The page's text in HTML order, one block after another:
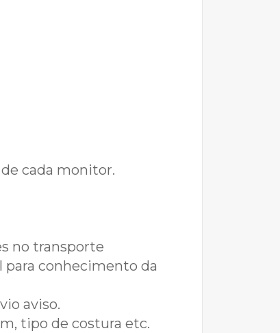
cada monitor.
no transporte
para conhecimento da
aviso.
tipo de costura etc.